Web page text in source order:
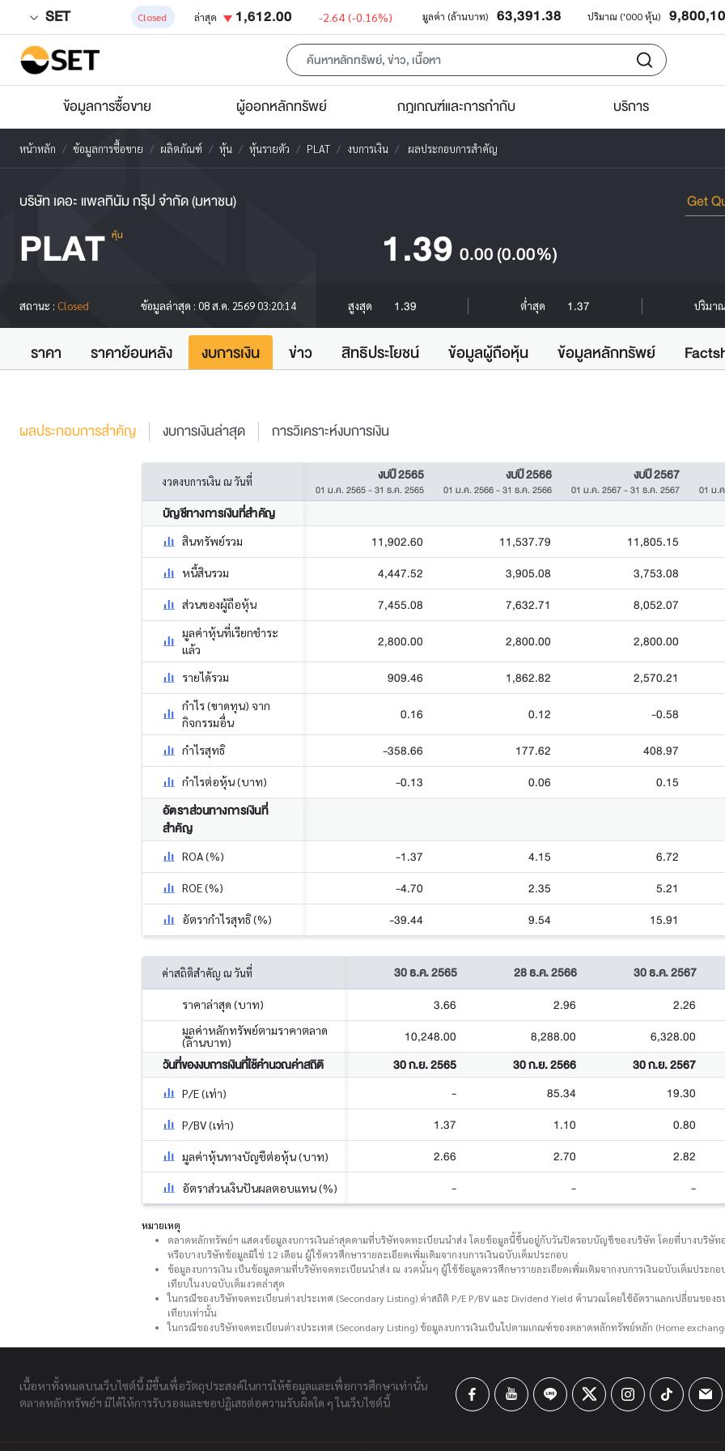
SET Closed ล่าสุด 1,612.00 -2.64 (-0.16%) มูลค่า (ล้านบาท) 63,391.38 ปริมาณ ('000 หุ้น)
ข้อมูลการซื้อขาย ผู้ออกหลักทรัพย์ กฎเกณฑ์และการกำกับ บริการ
หน้าหลัก ข้อมูลการซื้อขาย ผลิตภัณฑ์ หุ้น หุ้นรายตัว PLAT งบการเงิน ผลประกอบการสำคัญ
บริษัท เดอะ แพลทินัม กรุ๊ป จำกัด (มหาชน)
PLAT หุ้น 1.39 0.00(0.00%)
สถานะ : Closed ข้อมูลล่าสุด : 08 ส.ค. 2569 03:20:14 สูงสุด 1.39 ต่ำสุด 1.37 ปริมา
ราคา ราคาย้อนหลัง งบการเงิน ข่าว สิทธิประโยชน์ ข้อมูลผู้ถือหุ้น ข้อมูลหลักทรัพย์
ผลประกอบการสำคัญ งบการเงินล่าสุด การวิเคราะห์งบการเงิน
งวดงบการเงิน ณ วันที่ งบปี 2565
01 ม.ค. 2565 - 31 ธ.ค. 2565
งบปี 2566
01 ม.ค. 2566 - 31 ธ.ค. 2566
งบปี 2567
01 ม.ค. 2567 - 31 ธ.ค. 2567 01 ม.
บัญชีทางการเงินที่สำคัญ
สินทรัพย์รวม 11,902.60 11,537.79 11,805.15
หนี้สินรวม 4,447.52 3,905.08 3,753.08
ส่วนของผู้ถือหุ้น 7,455.08 7,632.71 8,052.07
มูลค่าหุ้นที่เรียกชำระ
แล้ว
2,800.00 2,800.00 2,800.00
รายได้รวม 909.46 1,862.82 2,570.21
กำไร (ขาดทุน) จาก
กิจกรรมอื่น
0.16 0.12 -0.58
กำไรสุทธิ -358.66 177.62 408.97
กำไรต่อหุ้น (บาท) -0.13 0.06
0.15
อัตราส่วนทางการเงินที่
สำคัญ
ROA (%) -1.37 4.15 6.72
ROE (%) -4.70 2.35 5.21
อัตรากำไรสุทธิ (%) -39.44 9.54 15.91
ค่าสถิติสำคัญ ณ วันที่ 30 ธ.ค. 2565 28 ธ.ค. 2566 30 ธ.ค. 2567
ราคาล่าสุด (บาท) 3.66 2.96 2.26
มูลค่าหลักทรัพย์ตามราคาตลาด
(ล้านบาท)
10,248.00 8,288.00
6,328.00
วันที่ของงบการเงินที่ใช้คำนวณค่าสถิติ
30 ก.ย. 2565 30 ก.ย. 2566 30 ก.ย. 2567
P/E (เท่า) - 85.34 19.30
P/BV (เท่า) 1.37 1.10 0.80
มูลค่าหุ้นทางบัญชีต่อหุ้น (บาท) 2.66 2.70 2.82
อัตราส่วนเงินปันผลตอบแทน (%) - - -
หมายเหตุ
ตลาดหลักทรัพย์ฯ แสดงข้อมูลงบการเงินล่าสุดตามที่บริษัทจดทะเบียนนำส่ง โดยข้อมูลนี้ขึ้นอยู่กับวันปิดรอบบัญชีของบริษัท โดยที่บางบริษั
หรือบางบริษัทข้อมูลมิใช่ 12 เดือน ผู้ใช้ควรศึกษารายละเอียดเพิ่มเติมจากงบการเงินฉบับเต็มประกอบ
ข้อมูลงบการเงิน เป็นข้อมูลตามที่บริษัทจดทะเบียนนำส่ง ณ งวดนั้นๆ ผู้ใช้ข้อมูลควรศึกษารายละเอียดเพิ่มเติมจากงบการเงินฉบับเต็มประก
เทียบในงบฉบับเต็มงวดล่าสุด
ในกรณีของบริษัทจดทะเบียนต่างประเทศ (Secondary Listing) ค่าสถิติ P/E P/BV และ Dividend Yield คำนวณโดยใช้อัตราแลกเปลี่ยนของ
เทียบเท่านั้น
ในกรณีของบริษัทจดทะเบียนต่างประเทศ (Secondary Listing) ข้อมูลงบการเงินเป็นไปตามเกณฑ์ของตลาดหลักทรัพย์หลัก (Home
เนื้อหาทั้งหมดบนเว็บไซต์นี้ มีขึ้นเพื่อวัตถุประสงค์ในการให้ข้อมูลและเพื่อการศึกษาเท่านั้น
ตลาดหลักทรัพย์ฯ มิได้ให้การรับรองและขอปฏิเสธต่อความรับผิดใด ๆ ในเว็บไซต์นี้